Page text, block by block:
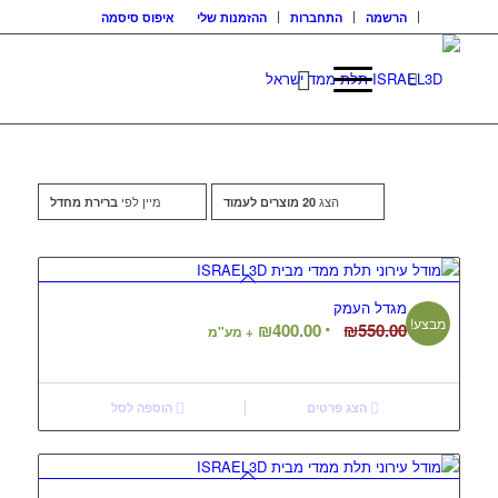
הרשמה התחברות ההזמנות שלי איפוס סיסמה
מיין לפיברירת מחדל הצג20 מוצרים לעמוד
מגדל העמק
₪550.00
המחיר
היה:
₪550.00.
₪400.00 המחיר
הוא:
+ מע"מ מבצע!
הוספה לסל הצג פרטים